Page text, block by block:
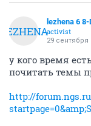
LEZHENA
lezhena 6 8-
activist
29 сентября
у кого время
почитать темы
http://